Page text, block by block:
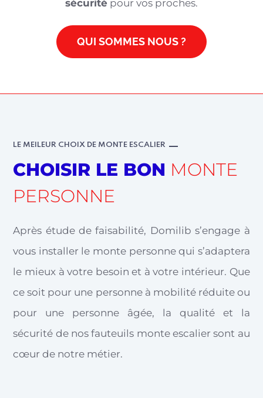
sécurité pour vos proches.
QUI SOMMES NOUS ?
LE MEILEUR CHOIX DE MONTE ESCALIER
CHOISIR LE BON MONTE
PERSONNE
Après étude de faisabilité, Domilib s’engage à
vous installer le monte personne qui s’adaptera
le mieux à votre besoin et à votre intérieur. Que
ce soit pour une personne à mobilité réduite ou
pour une personne âgée, la qualité et la
sécurité de nos fauteuils monte escalier sont au
cœur de notre métier.